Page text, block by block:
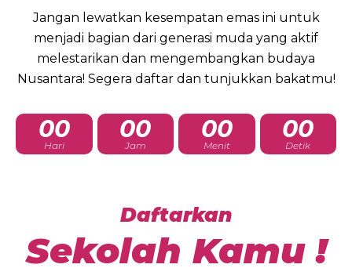
Jangan lewatkan kesempatan emas ini untuk
menjadi bagian dari generasi muda yang aktif
melestarikan dan mengembangkan budaya
Nusantara! Segera daftar dan tunjukkan bakatmu!
00
Hari
00
Jam
00
Menit
00
Detik
Daftarkan
Sekolah Kamu !